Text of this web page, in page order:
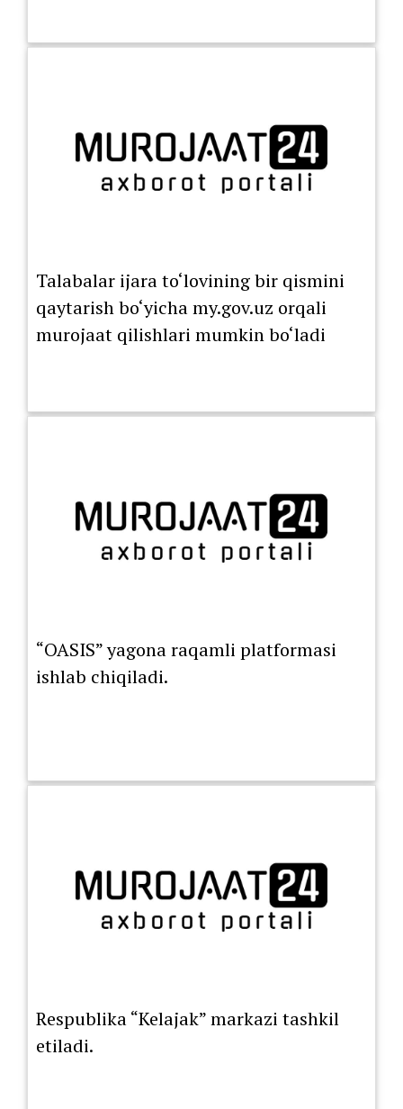
Talabalar ijara to‘lovining bir qismini
qaytarish bo‘yicha my.gov.uz orqali
murojaat qilishlari mumkin bo‘ladi
“OASIS” yagona raqamli platformasi
ishlab chiqiladi.
Respublika “Kelajak” markazi tashkil
etiladi.